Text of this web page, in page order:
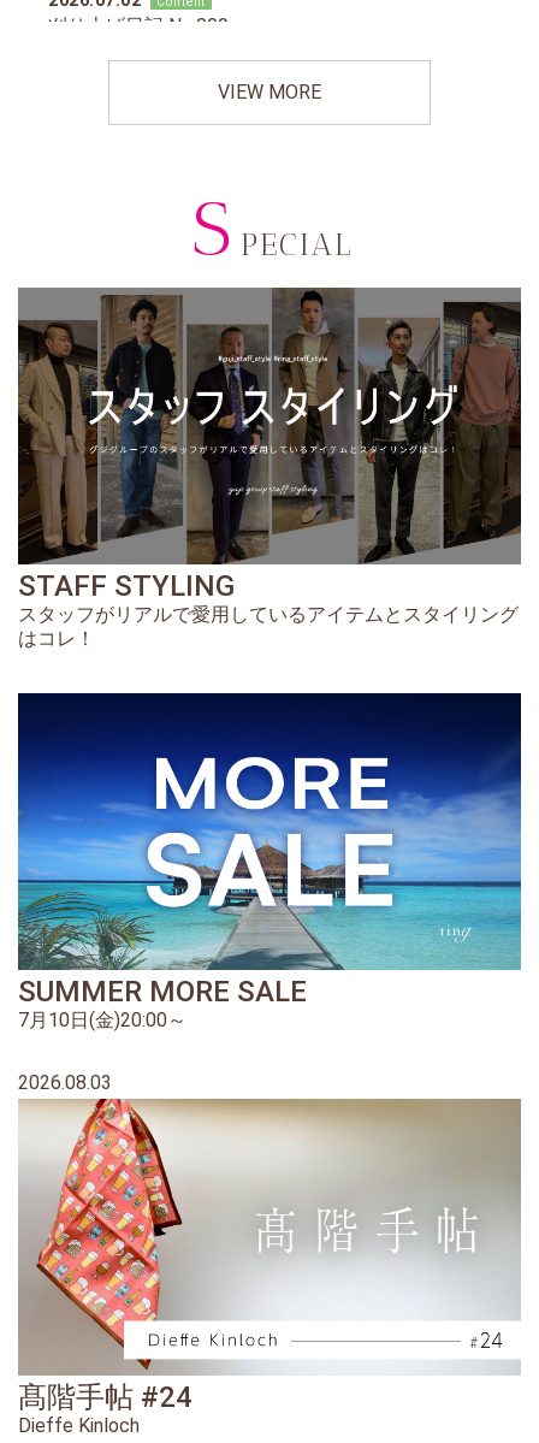
VIEW MORE
S PECIAL
STAFF STYLING
スタッフがリアルで愛用しているアイテムとスタイリング
はコレ！
SUMMER MORE SALE
7月10日(金)20:00～
2026.08.03
髙階手帖 #24
Dieffe Kinloch